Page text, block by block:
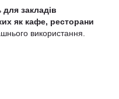
для закладів
як кафе, ресторани
використання.